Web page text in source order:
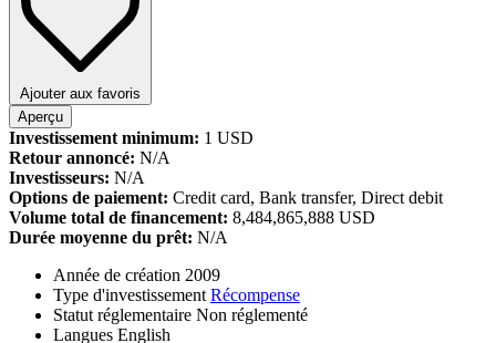
Ajouter aux favoris
Aperçu
Investissement minimum: 1 USD
Retour annoncé: N/A
Investisseurs: N/A
Options de paiement: Credit card, Bank transfer, Direct debit
Volume total de financement: 8,484,865,888 USD
Durée moyenne du prêt: N/A
Année de création 2009
Type d'investissement Récompense
Statut réglementaire Non réglementé
Langues English